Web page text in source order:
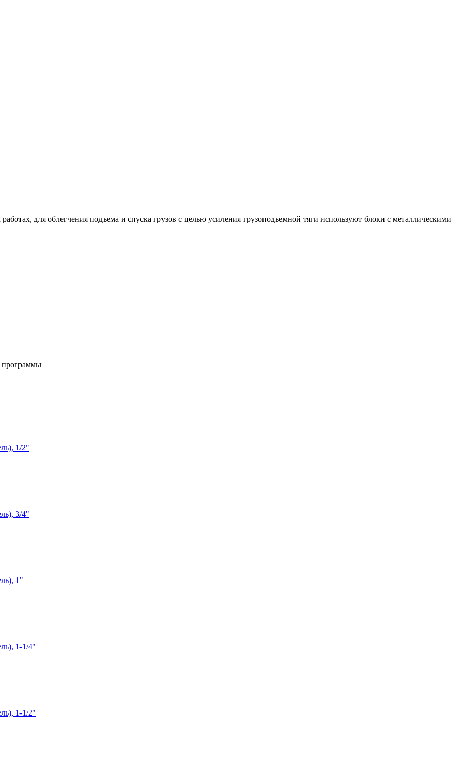
для облегчения подъема и спуска грузов с целью усиления грузоподъемной тяги используют блоки с металлическими
программы
1/2"
3/4"
1"
1-1/4"
1-1/2"